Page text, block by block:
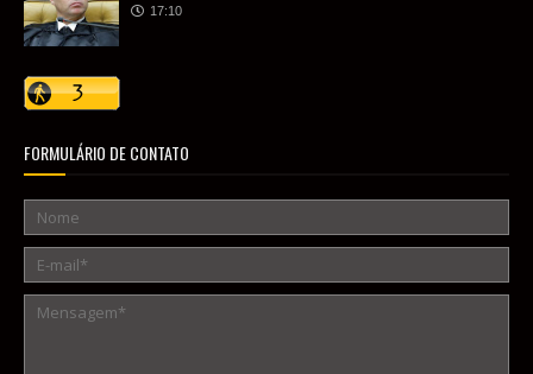
17:10
FORMULÁRIO DE CONTATO